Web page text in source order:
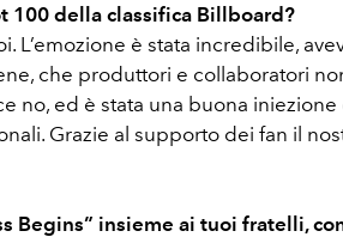
100 della classifica Billboard?
L’emozione è stata incredibile,
che produttori e collaboratori
no, ed è stata una buona iniezione
Grazie al supporto dei fan il
Begins” insieme ai tuoi fratelli,